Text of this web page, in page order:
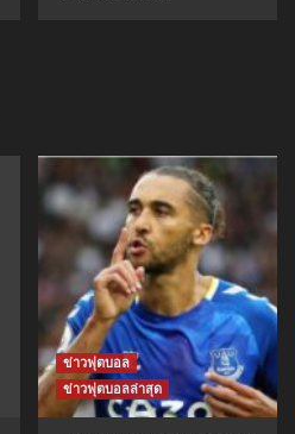
ข่าวฟุตบอล
ข่าวฟุตบอลล่าสุด